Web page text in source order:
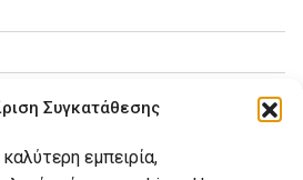
Συγκατάθεσης
εμπειρία,